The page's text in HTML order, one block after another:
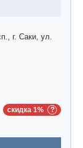
г. Саки, ул.
скидка 1%